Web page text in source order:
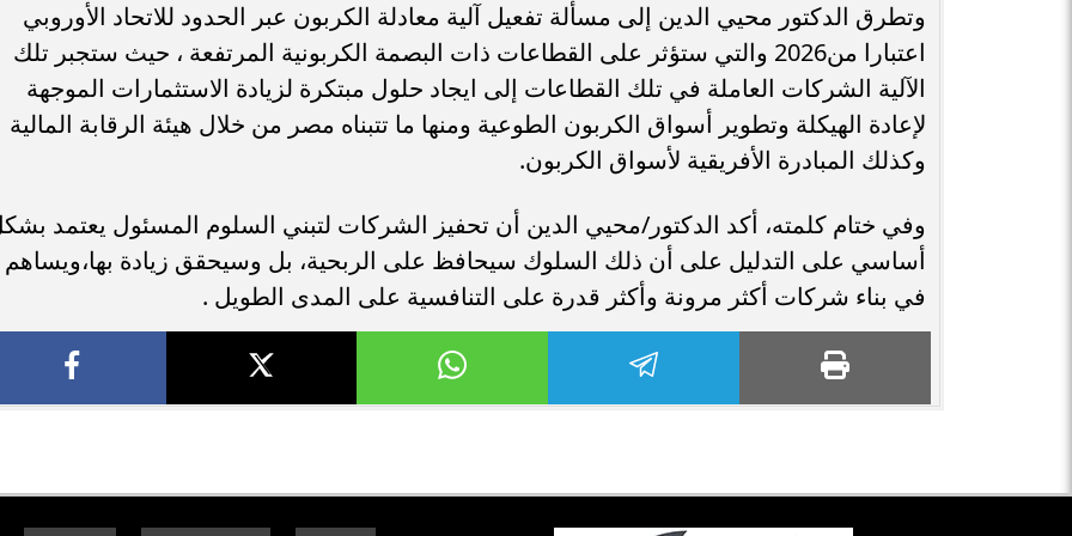
وتطرق الدكتور محيي الدين إلى مسألة تفعيل آلية معادلة الكربون عبر الحدود للاتحاد الأوروبي
اعتبارا من2026 والتي ستؤثر على القطاعات ذات البصمة الكربونية المرتفعة ، حيث ستجبر تلك
الآلية الشركات العاملة في تلك القطاعات إلى ايجاد حلول مبتكرة لزيادة الاستثمارات الموجهة
لإعادة الهيكلة وتطوير أسواق الكربون الطوعية ومنها ما تتبناه مصر من خلال هيئة الرقابة المالية
وكذلك المبادرة الأفريقية لأسواق الكربون.
وفي ختام كلمته، أكد الدكتور/محيي الدين أن تحفيز الشركات لتبني السلوم المسئول يعتمد
أساسي على التدليل على أن ذلك السلوك سيحافظ على الربحية، بل وسيحقق زيادة بها،ويساهم
في بناء شركات أكثر مرونة وأكثر قدرة على التنافسية على المدى الطويل .